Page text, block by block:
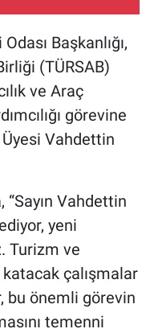
Başkanlığı,
(TÜRSAB)
ve Araç
görevine
Vahdettin
“Sayın Vahdettin
yeni
Turizm ve
katacak çalışmalar
bu önemli görevin
temenni